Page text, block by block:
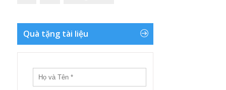
Quà tặng tài liệu